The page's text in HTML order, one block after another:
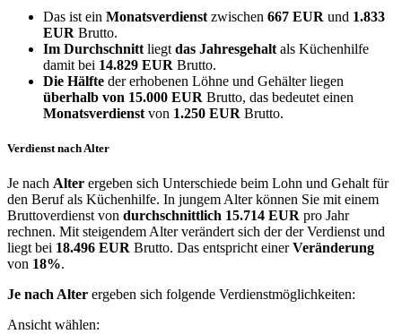
Das ist ein Monatsverdienst zwischen 667 EUR und 1.833
EUR Brutto.
Im Durchschnitt liegt das Jahresgehalt als Küchenhilfe
damit bei 14.829 EUR Brutto.
Die Hälfte der erhobenen Löhne und Gehälter liegen
überhalb von 15.000 EUR Brutto, das bedeutet einen
Monatsverdienst von 1.250 EUR Brutto.
Verdienst nach Alter
Je nach Alter ergeben sich Unterschiede beim Lohn und Gehalt für
den Beruf als Küchenhilfe. In jungem Alter können Sie mit einem
Bruttoverdienst von durchschnittlich 15.714 EUR pro Jahr
rechnen. Mit steigendem Alter verändert sich der der Verdienst und
liegt bei 18.496 EUR Brutto. Das entspricht einerVeränderung
von 18%.
Je nach Alter ergeben sich folgende Verdienstmöglichkeiten:
Ansicht wählen: